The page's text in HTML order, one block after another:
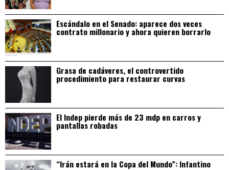
Escándalo en el Senado: aparece dos veces
contrato millonario y ahora quieren borrarlo
Grasa de cadáveres, el controvertido
procedimiento para restaurar curvas
El Indep pierde más de 23 mdp en carros y
pantallas robadas
“Irán estará en la Copa del Mundo”: Infantino